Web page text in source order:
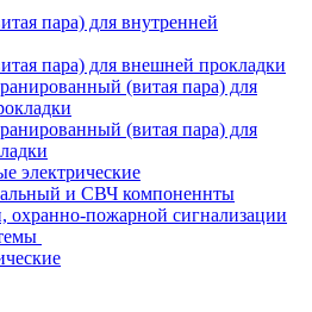
пара) для внутренней
пара) для внешней прокладки
(витая пара) для
(витая пара) для
электрические
и СВЧ компоненнты
охранно-пожарной сигнализации